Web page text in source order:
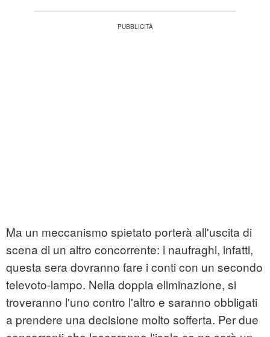
Ma un meccanismo spietato porterà all'uscita di
scena di un altro concorrente: i naufraghi, infatti,
questa sera dovranno fare i conti con un secondo
televoto-lampo. Nella doppia eliminazione, si
troveranno l'uno contro l'altro e saranno obbligati
a prendere una decisione molto sofferta. Per due